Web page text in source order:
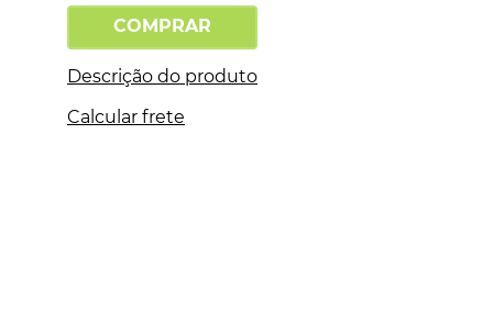
COMPRAR
Descrição do produto
Calcular frete